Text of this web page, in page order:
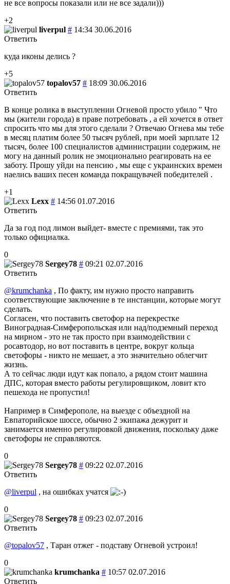
не все вопросы показали или не все задали)))
+2
liverpul # 14:34 30.06.2016
Ответить
куда иконы делись ?
+5
topalov57 # 18:09 30.06.2016
Ответить
В конце ролика в выступлении Огневой просто убило " Что
мы (жители города) в праве потребовать , а ей хочется в ответ
спросить что мы для этого сделали ? Отвечаю Огнева мы тебе
в месяц платим более 50 тысяч рублей, при моей зарплате 12
тысяч, более 100 специалистов администрации содержим, не
могу на данный ролик не эмоционально реагировать на ее
заботу. Прошу уйди на пенсию , мы еще с украинских времен
наелись ваших песен команда покращувачей победителей .
+1
Lexx # 14:56 01.07.2016
Ответить
Да за год под лимон выйдет- вместе с премиями, так это
только официалка.
0
Sergey78 # 09:21 02.07.2016
Ответить
@krumchanka , По факту, им нужно просто направить
соответствующие заключение в те инстанции, которые могут
сделать.
Согласен, что поставить светофор на перекрестке
Виноградная-Симферопольская или над/подземный переход
на мирном - это не так просто при взаимодействии с
росавтодор, но вот поставить в центре, вокруг кольца
светофоры - никто не мешает, а это значительно облегчит
жизнь.
А то сейчас люди идут как попало, а рядом стоит машина
ДПС, которая вместо работы регулировщиком, ловит кто
пешехода не пропустил!
Например в Симферополе, на выезде с объездной на
Евпаторийское шоссе, обычно 2 экипажа дежурит и
занимается именно регулировкой движения, поскольку даже
светофоры не справляются.
0
Sergey78 # 09:22 02.07.2016
Ответить
@liverpul , на ошибках учатся
0
Sergey78 # 09:23 02.07.2016
Ответить
@topalov57 , Таран отжег - подставу Огневой устроил!
0
krumchanka # 10:57 02.07.2016
Ответить